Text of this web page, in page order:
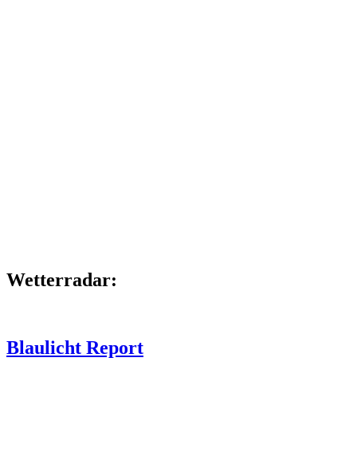
Wet­ter­ra­dar:
Blau­licht Report